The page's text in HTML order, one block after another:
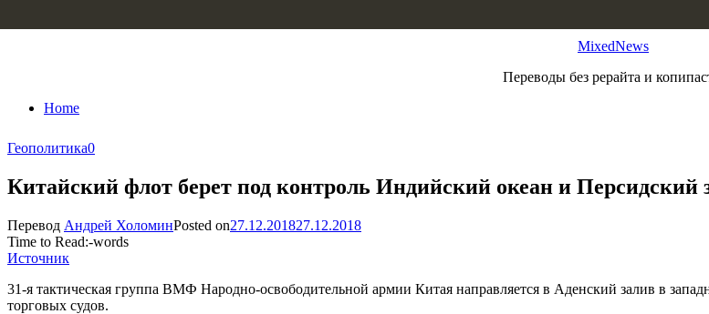
MixedNews
Переводы без рерайта и
Home
Геополитика0
Китайский флот берет под контроль Индийский океан и Персидский
Перевод Андрей ХоломинPosted on27.12.201827.12.2018
Time to Read:-words
Источник
31-я тактическая группа ВМФ Народно-освободительной армии Китая направляется в Аденский залив в
торговых судов.